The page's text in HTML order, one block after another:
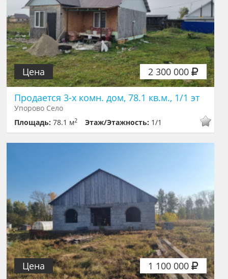
2 300 000
Цена
Продается 3-х комн. дом, 78.1 кв.м., 1/1 эт
Упорово Село
Площадь:78.1 м2 Этаж/Этажность: 1/1
1 100 000
Цена